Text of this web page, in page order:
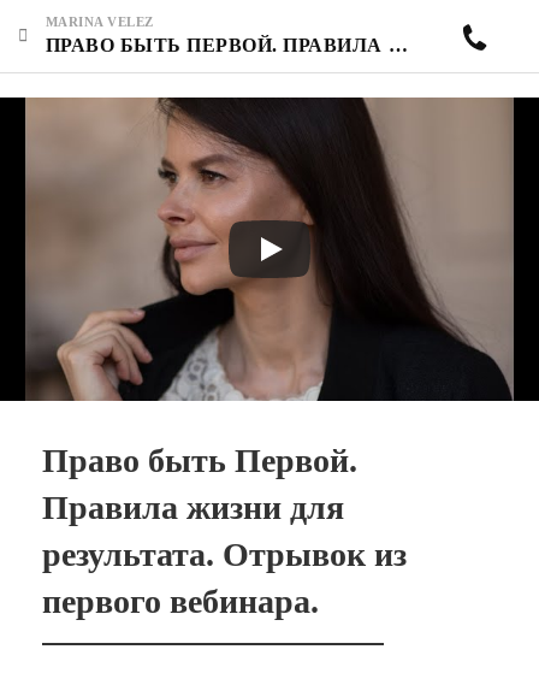
MARINA VELEZ
ПРАВО БЫТЬ ПЕРВОЙ. ПРАВИЛА ЖИЗНИ ДЛЯ РЕЗУЛЬТАТА. ОТРЫВОК ИЗ ПЕРВОГО ВЕБИНАРА.
Право быть Первой.
Правила жизни для
результата. Отрывок из
первого вебинара.